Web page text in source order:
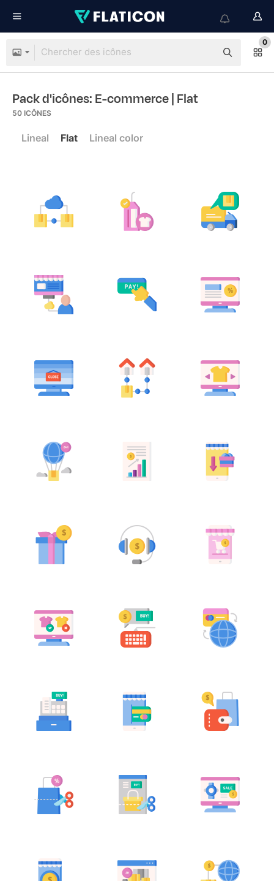
0
Pack d'icônes: E-commerce| Flat
50 ICÔNES
Lineal Flat Lineal color